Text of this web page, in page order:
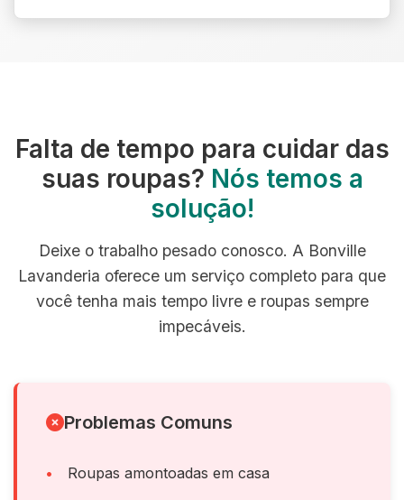
Falta de tempo para cuidar das
suas roupas? Nós temos a
solução!
Deixe o trabalho pesado conosco. A Bonville
Lavanderia oferece um serviço completo para que
você tenha mais tempo livre e roupas sempre
impecáveis.
Problemas Comuns
Roupas amontoadas em casa